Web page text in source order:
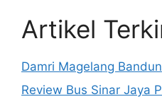
Artikel
Damri Magelang
Review Bus Sinar Jaya